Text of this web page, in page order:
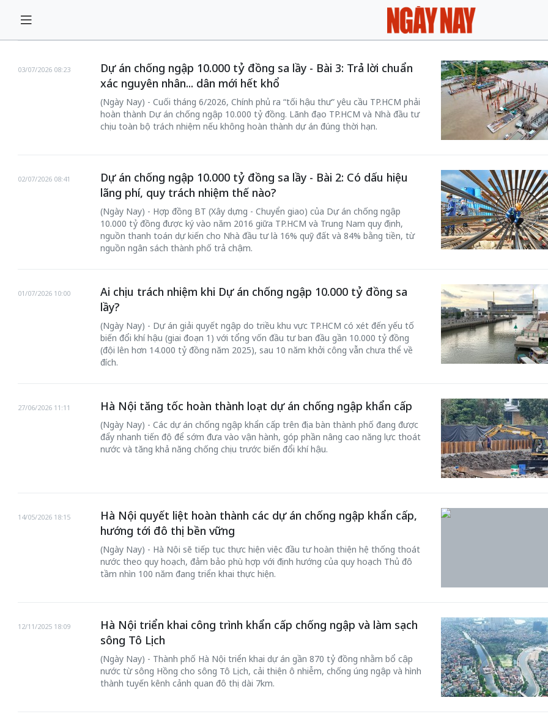
Dự án chống ngập 10.000 tỷ đồng sa lầy - Bài 3: Trả lời chuẩn
xác nguyên nhân... dân mới hết khổ
03/07/2026 08:23
(Ngày Nay) - Cuối tháng 6/2026, Chính phủ ra “tối hậu thư” yêu cầu TP.HCM phải
hoàn thành Dự án chống ngập 10.000 tỷ đồng. Lãnh đạo TP.HCM và Nhà đầu tư
chịu toàn bộ trách nhiệm nếu không hoàn thành dự án đúng thời hạn.
Dự án chống ngập 10.000 tỷ đồng sa lầy - Bài 2: Có dấu hiệu
lãng phí, quy trách nhiệm thế nào?
02/07/2026 08:41
(Ngày Nay) - Hợp đồng BT (Xây dựng - Chuyển giao) của Dự án chống ngập
10.000 tỷ đồng được ký vào năm 2016 giữa TP.HCM và Trung Nam quy định,
nguồn thanh toán dự kiến cho Nhà đầu tư là 16% quỹ đất và 84% bằng tiền, từ
nguồn ngân sách thành phố trả chậm.
Ai chịu trách nhiệm khi Dự án chống ngập 10.000 tỷ đồng sa
lầy?
01/07/2026 10:00
(Ngày Nay) - Dự án giải quyết ngập do triều khu vực TP.HCM có xét đến yếu tố
biến đổi khí hậu (giai đoạn 1) với tổng vốn đầu tư ban đầu gần 10.000 tỷ đồng
(đội lên hơn 14.000 tỷ đồng năm 2025), sau 10 năm khởi công vẫn chưa thể về
đích.
Hà Nội tăng tốc hoàn thành loạt dự án chống ngập khẩn cấp
27/06/2026 11:11
(Ngày Nay) - Các dự án chống ngập khẩn cấp trên địa bàn thành phố đang được
đẩy nhanh tiến độ để sớm đưa vào vận hành, góp phần nâng cao năng lực thoát
nước và tăng khả năng chống chịu trước biến đổi khí hậu.
Hà Nội quyết liệt hoàn thành các dự án chống ngập khẩn cấp,
hướng tới đô thị bền vững
14/05/2026 18:15
(Ngày Nay) - Hà Nội sẽ tiếp tục thực hiện việc đầu tư hoàn thiện hệ thống thoát
nước theo quy hoạch, đảm bảo phù hợp với định hướng của quy hoạch Thủ đô
tầm nhìn 100 năm đang triển khai thực hiện.
Hà Nội triển khai công trình khẩn cấp chống ngập và làm sạch
sông Tô Lịch
12/11/2025 18:09
(Ngày Nay) - Thành phố Hà Nội triển khai dự án gần 870 tỷ đồng nhằm bổ cập
nước từ sông Hồng cho sông Tô Lịch, cải thiện ô nhiễm, chống úng ngập và hình
thành tuyến kênh cảnh quan đô thị dài 7km.
Bắc Biên - Giữ một ngôi
làng ven sông Hồng của Hà
Nội
Xin lỗi, rồi sao nữa?!
Lê Xuân Thọ
50 năm Việt Nam gia
nhập UNESCO: Khơi
nguồn nội lực văn hóa,
định hình vị thế kiến
nhập UNESCO: Khơi
nguồn nội lực văn hóa,
định hình vị thế kiến
50 năm Việt Nam gia
nguồn nội lực văn hóa,
định hình vị thế kiến
tạo | Kỳ 1: Khát vọng
50 năm Việt
nhập
nguồn nội lực,
vị thế kiến